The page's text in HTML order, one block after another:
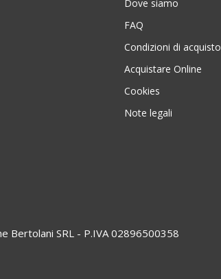
Dove siamo
FAQ
Condizioni di acquisto
Acquistare Online
Cookies
Note legali
Bertolani SRL - P.IVA 02896500358